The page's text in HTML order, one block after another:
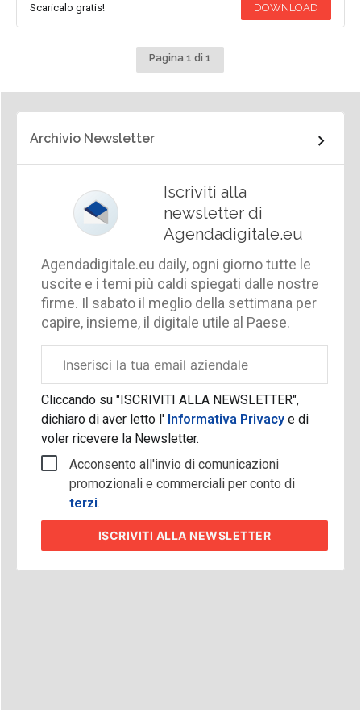
Scaricalo gratis! DOWNLOAD
Pagina 1 di 1
Archivio Newsletter
Iscriviti alla
newsletter di
Agendadigitale.eu
Agendadigitale.eu daily, ogni giorno tutte le
uscite e i temi più caldi spiegati dalle nostre
firme. Il sabato il meglio della settimana per
capire, insieme, il digitale utile al Paese.
aziendale
Cliccando su "ISCRIVITI ALLA NEWSLETTER",
dichiaro di aver letto l'Informativa Privacy e di
voler ricevere la Newsletter.
Acconsento all'invio di comunicazioni
promozionali e commerciali per conto di
terzi.
ISCRIVITI ALLA NEWSLETTER